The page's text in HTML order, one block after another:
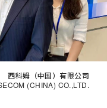
西科姆（中国）有限公司
(CHINA) CO.,LTD.